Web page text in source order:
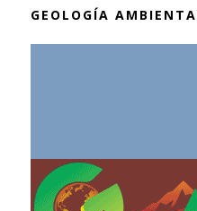
GEOLOGÍA